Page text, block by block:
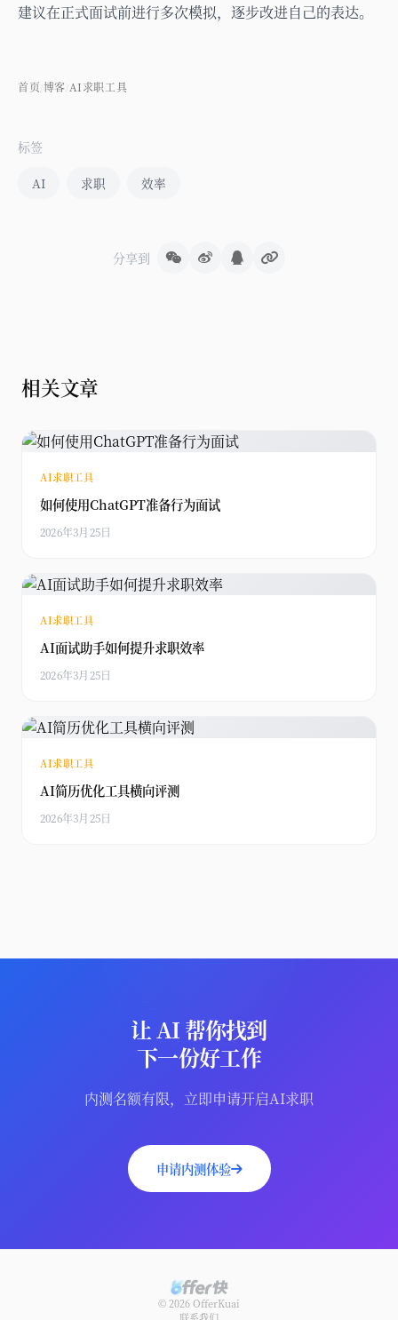
建议在正式面试前进行多次模拟，逐步改进自己的表达。
首页 博客 AI求职工具
标签
AI 求职 效率
分享到
相关文章
AI求职工具
如何使用ChatGPT准备行为面试
2026年3月25日
AI求职工具
AI面试助手如何提升求职效率
2026年3月25日
AI求职工具
AI简历优化工具横向评测
2026年3月25日
让 AI 帮你找到
下一份好工作
内测名额有限，立即申请开启AI求职
申请内测体验
© 2026OfferKuai